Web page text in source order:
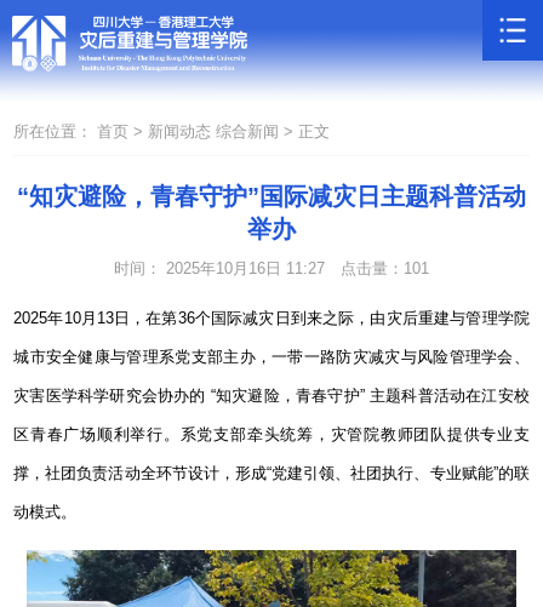
所在位置： 首页 > 新闻动态综合新闻 > 正文
“知灾避险，青春守护”国际减灾日主题科普活动
举办
时间： 2025年10月16日 11:27 点击量： 101
2025年10月 13日，在第36个国际减灾日到来之际，由灾后重建与管理学院
城市安全健康与管理系党支部主办，一带一路防灾减灾与风险管理学会、
灾害医学科学研究会协办的 “知灾避险，青春守护” 主题科普活动在江安校
区青春广场顺利举行。系党支部牵头统筹，灾管院教师团队提供专业支
撑，社团负责活动全环节设计，形成“党建引领、社团执行、专业赋能”的联
动模式。